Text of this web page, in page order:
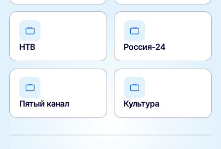
НТВ Россия-24
Пятый канал Культура